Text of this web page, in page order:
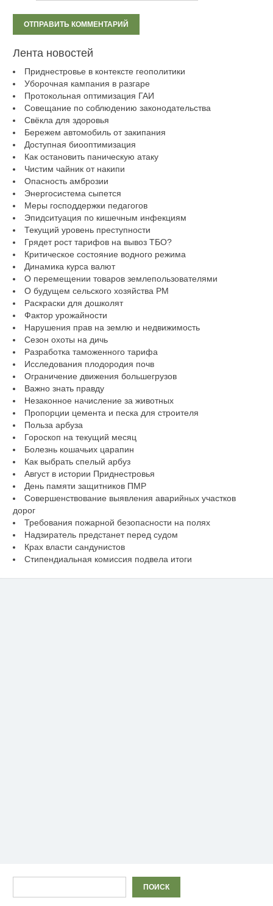
Лента новостей
Приднестровье в контексте геополитики
Уборочная кампания в разгаре
Протокольная оптимизация ГАИ
Совещание по соблюдению законодательства
Свёкла для здоровья
Бережем автомобиль от закипания
Доступная биооптимизация
Как остановить паническую атаку
Чистим чайник от накипи
Опасность амброзии
Энергосистема сыпется
Меры господдержки педагогов
Эпидситуация по кишечным инфекциям
Текущий уровень преступности
Грядет рост тарифов на вывоз ТБО?
Критическое состояние водного режима
Динамика курса валют
О перемещении товаров землепользователями
О будущем сельского хозяйства РМ
Раскраски для дошколят
Фактор урожайности
Нарушения прав на землю и недвижимость
Сезон охоты на дичь
Разработка таможенного тарифа
Исследования плодородия почв
Ограничение движения большегрузов
Важно знать правду
Незаконное начисление за животных
Пропорции цемента и песка для строителя
Польза арбуза
Гороскоп на текущий месяц
Болезнь кошачьих царапин
Как выбрать спелый арбуз
Август в истории Приднестровья
День памяти защитников ПМР
Совершенствование выявления аварийных участков
дорог
Требования пожарной безопасности на полях
Надзиратель предстанет перед судом
Крах власти сандунистов
Стипендиальная комиссия подвела итоги
ПОИСК